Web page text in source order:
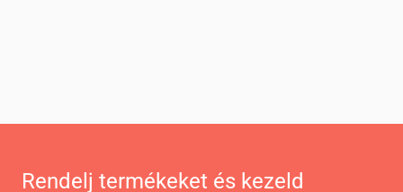
Rendelj termékeket és kezeld